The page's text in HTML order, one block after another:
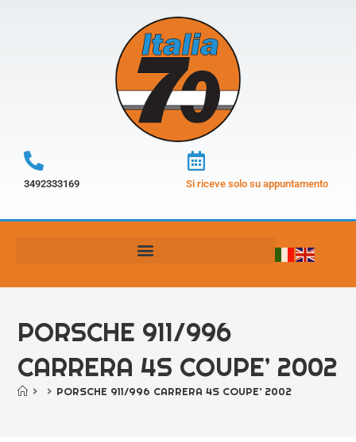
3492333169 Si riceve solo su appuntamento
PORSCHE 911/996
CARRERA 4S COUPE’ 2002
> > PORSCHE 911/996 CARRERA 4S COUPE’ 2002